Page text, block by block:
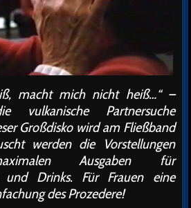
macht mich nicht heiß…“ –
vulkanische Partnersuche
Großdisko wird am Fließband
werden die Vorstellungen
Ausgaben für
und Drinks. Für Frauen eine
des Prozedere!